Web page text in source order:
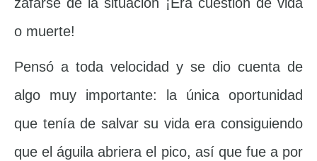
o muerte!
Pensó a toda velocidad y se dio cuenta de
algo muy importante: la única oportunidad
que tenía de salvar su vida era consiguiendo
que el águila abriera el pico, así que fue a por